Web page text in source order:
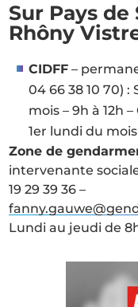
Sur Pays
Rhôny
CIDFF –
04 66 38 10 70)
mois – 9h à 12h
1er lundi du mois
Zone de
intervenante
19 29 39 36 –
Lundi au jeudi de